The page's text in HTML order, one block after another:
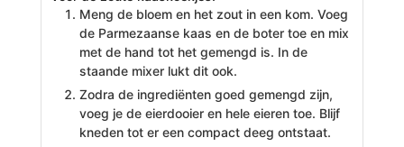
Meng de bloem en het zout in een kom. Voeg
de Parmezaanse kaas en de boter toe en mix
met de hand tot het gemengd is. In de
staande mixer lukt dit ook.
Zodra de ingrediënten goed gemengd zijn,
voeg je de eierdooier en hele eieren toe. Blijf
kneden tot er een compact deeg ontstaat.